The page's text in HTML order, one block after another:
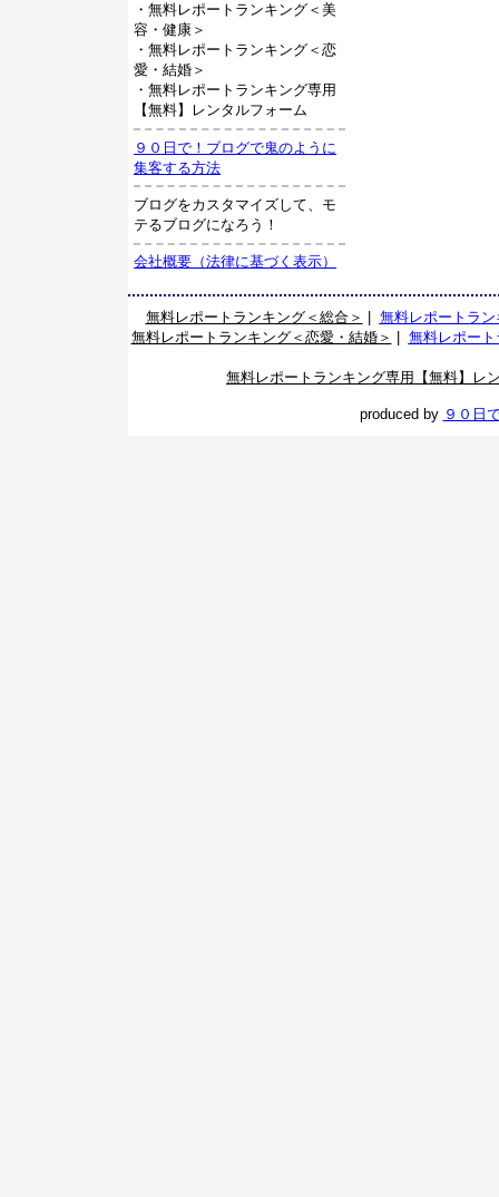
・無料レポートランキング＜美
容・健康＞
・無料レポートランキング＜恋
愛・結婚＞
・無料レポートランキング専用
【無料】レンタルフォーム
９０日で！ブログで鬼のように
集客する方法
ブログをカスタマイズして、モ
テるブログになろう！
会社概要（法律に基づく表示）
無料レポートランキング＜総合＞
無料レポートラ
無料レポートランキング＜恋愛・結婚＞
無料レポー
無料レポートランキング専用【無料】レ
produced by ９０日